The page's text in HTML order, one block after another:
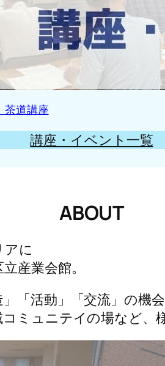
道講座
講座・イベント一覧
ABOUT
アに
産業会館。
「活動」「交流」の機
ミュニテイの場など、